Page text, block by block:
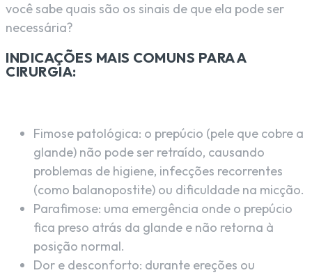
você sabe quais são os sinais de que ela pode ser
necessária?
INDICAÇÕES MAIS COMUNS PARA A
CIRURGIA:
Fimose patológica: o prepúcio (pele que cobre a
glande) não pode ser retraído, causando
problemas de higiene, infecções recorrentes
(como balanopostite) ou dificuldade na micção.
Parafimose: uma emergência onde o prepúcio
fica preso atrás da glande e não retorna à
posição normal.
Dor e desconforto: durante ereções ou